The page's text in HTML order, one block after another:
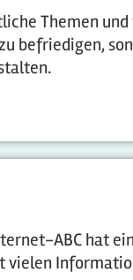
Themen
befriedigen,
ABC hat